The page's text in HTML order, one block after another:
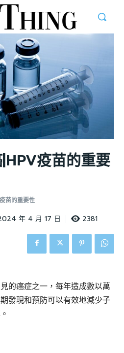
疫苗的重要
苗的重要性
年 4 月 17 日 2381
的癌症之一，每年造成數以萬
發現和預防可以有效地減少子